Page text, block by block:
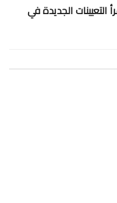
التعيينات الجديدة في